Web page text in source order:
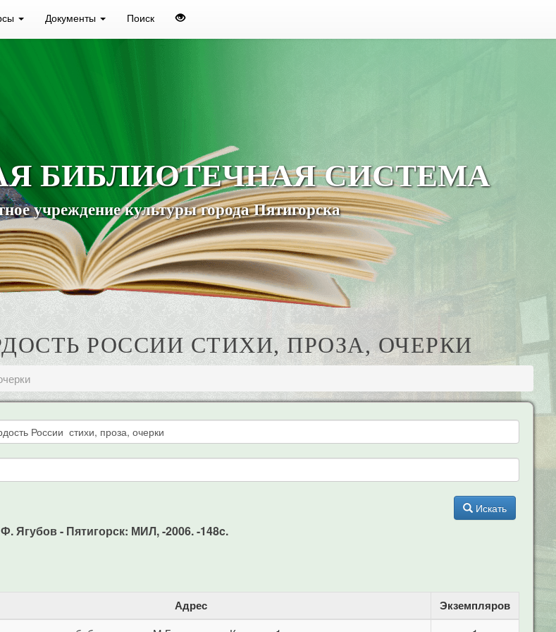
Документы Поиск
БИБЛИОТЕЧНАЯ СИСТЕМА
учреждение культуры города Пятигорска
РОССИИ СТИХИ, ПРОЗА, ОЧЕРКИ
Искать
Ягубов - Пятигорск: МИЛ, -2006. -148c.
Адрес Экземпляров